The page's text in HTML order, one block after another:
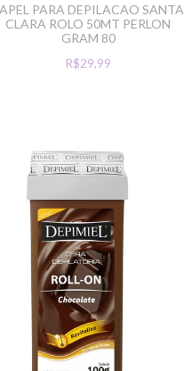
PARA DEPILACAO SANTA
CLARA ROLO 50MT PERLON
GRAM 80
R$29,99